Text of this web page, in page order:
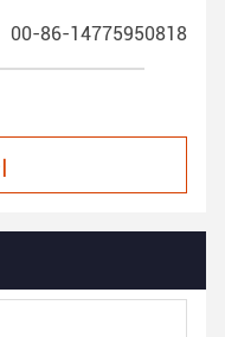
00-86-14775950818